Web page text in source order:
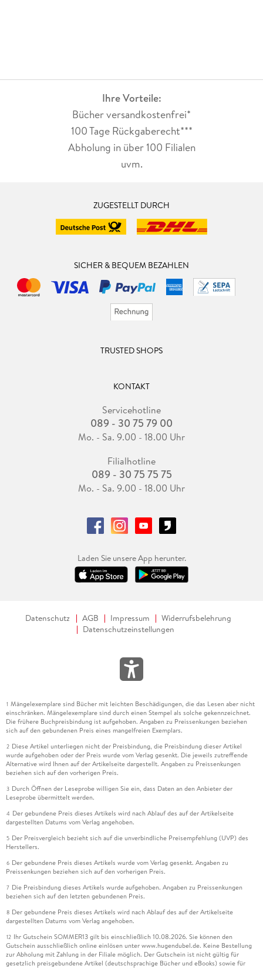
Ihre Vorteile:
Bücher versandkostenfrei*
100 Tage Rückgaberecht***
Abholung in über 100 Filialen
uvm.
ZUGESTELLT DURCH
SICHER & BEQUEM BEZAHLEN
TRUSTED SHOPS
KONTAKT
Servicehotline
089 - 30 75 79 00
Mo. - Sa. 9.00 - 18.00 Uhr
Filialhotline
089 - 30 75 75 75
Mo. - Sa. 9.00 - 18.00 Uhr
Laden Sie unsere App herunter.
Datenschutz AGB Impressum
Widerrufsbelehrung
Datenschutzeinstellungen
1 Mängelexemplare sind Bücher mit leichten Beschädigungen, die das Lesen aber nicht
einschränken. Mängelexemplare sind durch einen Stempel als solche gekennzeichnet.
Die frühere Buchpreisbindung ist aufgehoben. Angaben zu Preissenkungen beziehen
sich auf den gebundenen Preis eines mangelfreien Exemplars.
2 Diese Artikel unterliegen nicht der Preisbindung, die Preisbindung dieser Artikel
wurde aufgehoben oder der Preis wurde vom Verlag gesenkt. Die jeweils zutreffende
Alternative wird Ihnen auf der Artikelseite dargestellt. Angaben zu Preissenkungen
beziehen sich auf den vorherigen Preis.
3 Durch Öffnen der Leseprobe willigen Sie ein, dass Daten an den Anbieter der
Leseprobe übermittelt werden.
4 Der gebundene Preis dieses Artikels wird nach Ablauf des auf der Artikelseite
dargestellten Datums vom Verlag angehoben.
5 Der Preisvergleich bezieht sich auf die unverbindliche Preisempfehlung (UVP) des
Herstellers.
6 Der gebundene Preis dieses Artikels wurde vom Verlag gesenkt. Angaben zu
Preissenkungen beziehen sich auf den vorherigen Preis.
7 Die Preisbindung dieses Artikels wurde aufgehoben. Angaben zu Preissenkungen
beziehen sich auf den letzten gebundenen Preis.
8 Der gebundene Preis dieses Artikels wird nach Ablauf des auf der Artikelseite
dargestellten Datums vom Verlag angehoben.
12 Ihr Gutschein SOMMER13 gilt bis einschließlich 10.08.2026. Sie können den
Gutschein ausschließlich online einlösen unter www.hugendubel.de. Keine Bestellung
zur Abholung mit Zahlung in der Filiale möglich. Der Gutschein ist nicht gültig für
gesetzlich preisgebundene Artikel (deutschsprachige Bücher und eBooks) sowie für